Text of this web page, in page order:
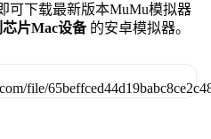
可下载最新版本MuMu模拟器
片Mac设备 的安卓模拟器。